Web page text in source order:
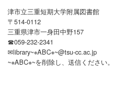
津市立三重短期大学附属図書館
〒514-0112
三重県津市一身田中野157
☎059-232-2341
✉library~※ABC※~@tsu-cc.ac.jp
~※ABC※~を削除し、送信ください。